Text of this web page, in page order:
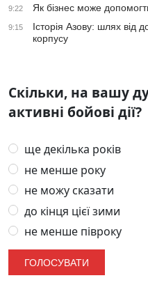
9:22 Як бізнес може
9:15
Історія Азову: шлях від
корпусу
Скільки, на вашу
активні бойові дії?
ще декілька років
не менше року
не можу сказати
до кінця цієї зими
не менше півроку